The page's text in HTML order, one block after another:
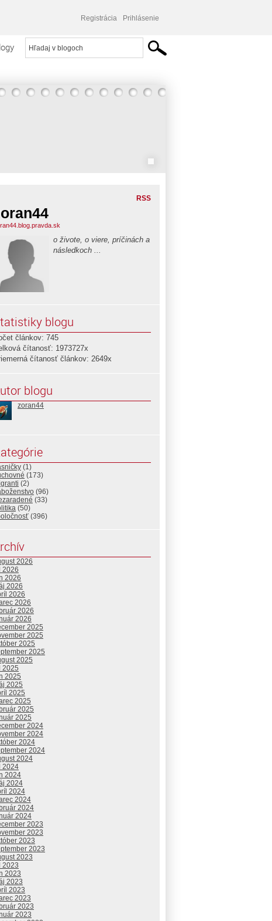
Registrácia Prihlásenie
RSS
o živote, o viere, príčinách a
následkoch ...
blogu
článkov: 745
čítanosť: 1973727x
čítanosť článkov: 2649x
blogu
zoran44
(1)
(173)
(2)
(96)
(33)
(50)
(396)
2026
2026
2026
2026
2026
2026
2026
2026
2025
2025
2025
2025
2025
2025
2025
2025
2025
2025
2025
2025
2024
2024
2024
2024
2024
2024
2024
2024
2024
2024
2024
2024
2023
2023
2023
2023
2023
2023
2023
2023
2023
2023
2023
2023